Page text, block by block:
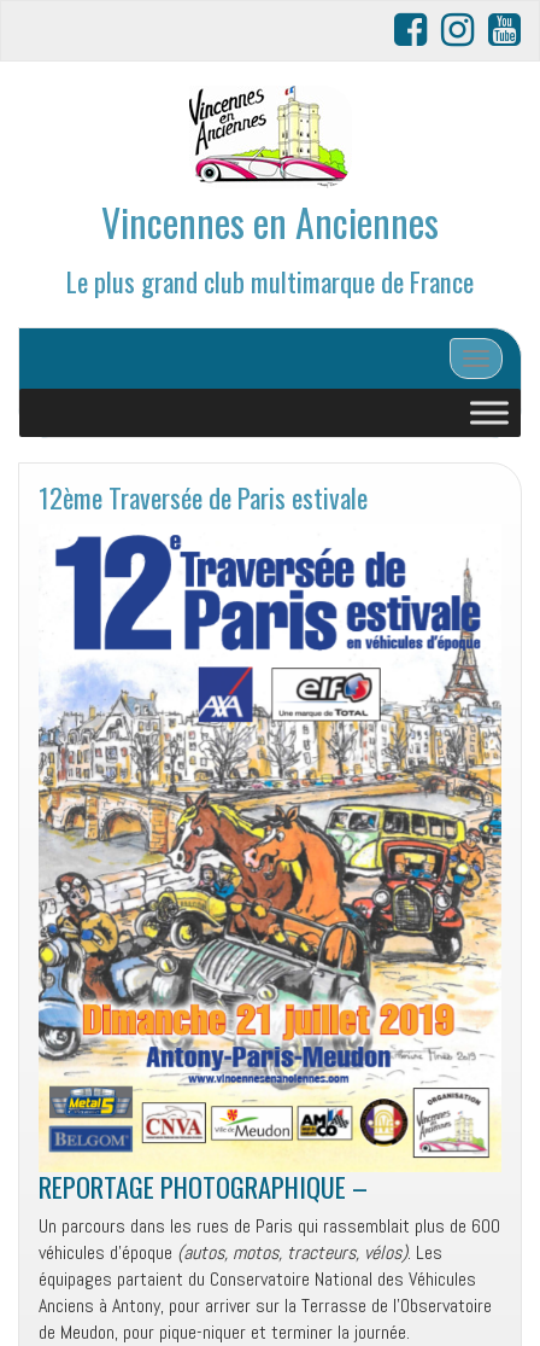
Vincennes en Anciennes
Le plus grand club multimarque de France
Afficher/
12ème Traversée de Paris estivale
REPORTAGE PHOTOGRAPHIQUE –
Un parcours dans les rues de Paris qui rassemblait plus de 600
véhicules d’époque (autos, motos, tracteurs, vélos). Les
équipages partaient du Conservatoire National des Véhicules
Anciens à Antony, pour arriver sur la Terrasse de l’Observatoire
de Meudon, pour pique-niquer et terminer la journée.